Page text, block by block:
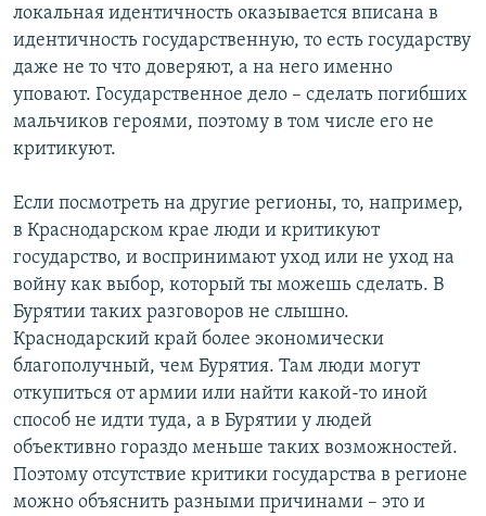
локальная идентичность оказывается вписана в
идентичность государственную, то есть государству
даже не то что доверяют, а на него именно
уповают. Государственное дело – сделать погибших
мальчиков героями, поэтому в том числе его не
критикуют.
Если посмотреть на другие регионы, то, например,
в Краснодарском крае люди и критикуют
государство, и воспринимают уход или не уход на
войну как выбор, который ты можешь сделать. В
Бурятии таких разговоров не слышно.
Краснодарский край более экономически
благополучный, чем Бурятия. Там люди могут
откупиться от армии или найти какой-то иной
способ не идти туда, а в Бурятии у людей
объективно гораздо меньше таких возможностей.
Поэтому отсутствие критики государства в регионе
можно объяснить разными причинами – это и